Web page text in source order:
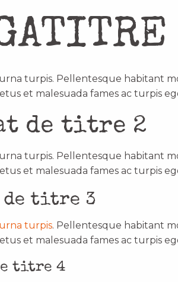
turpis. Pellentesque habitant
et malesuada fames ac turpis
de titre 2
turpis. Pellentesque habitant
et malesuada fames ac turpis
de titre 3
turpis. Pellentesque habitant
et malesuada fames ac turpis
titre 4